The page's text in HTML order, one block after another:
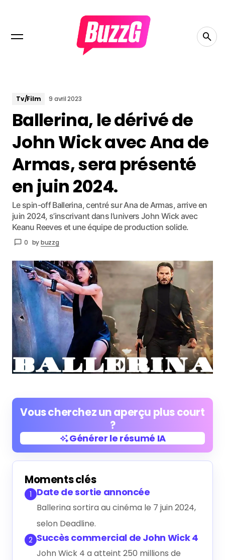
Tv/Film 9 avril 2023
Ballerina, le dérivé de
John Wick avec Ana de
Armas, sera présenté
en juin 2024.
Le spin-off Ballerina, centré sur Ana de Armas, arrive en
juin 2024, s’inscrivant dans l’univers John Wick avec
Keanu Reeves et une équipe de production solide.
0 bybuzzg
Vous cherchez un aperçu plus court
?
Générer le résumé IA
Générer le résumé IA
Moments clés
1 Date de sortie annoncée
Ballerina sortira au cinéma le 7 juin 2024,
selon Deadline.
2 Succès commercial de John Wick 4
John Wick 4 a atteint 250 millions de